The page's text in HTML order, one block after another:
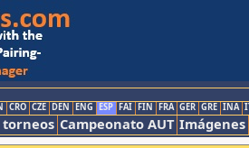
CRO CZE DEN ENG ESP FAI FIN FRA GER GRE INA
torneos Campeonato AUT Imágenes